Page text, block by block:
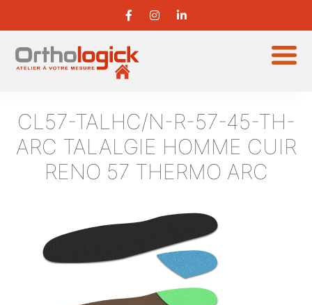
CL57-TALHC/N-R-57-45-TH-
ARC TALALGIE HOMME CUIR
RENO 57 THERMO ARC